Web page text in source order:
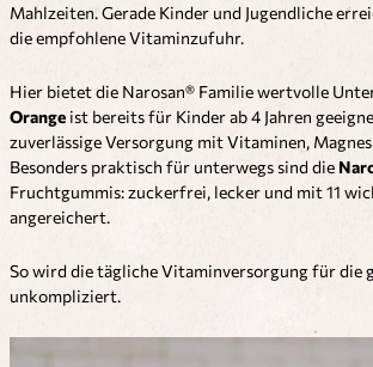
Mahlzeiten. Gerade Kinder und Jugendliche
die empfohlene Vitaminzufuhr.
Hier bietet die Narosan® Familie wertvolle
Orange ist bereits für Kinder ab 4 Jahren
zuverlässige Versorgung mit Vitaminen,
Besonders praktisch für unterwegs sind die
Fruchtgummis: zuckerfrei, lecker und mit 11
angereichert.
So wird die tägliche Vitaminversorgung für die
unkompliziert.